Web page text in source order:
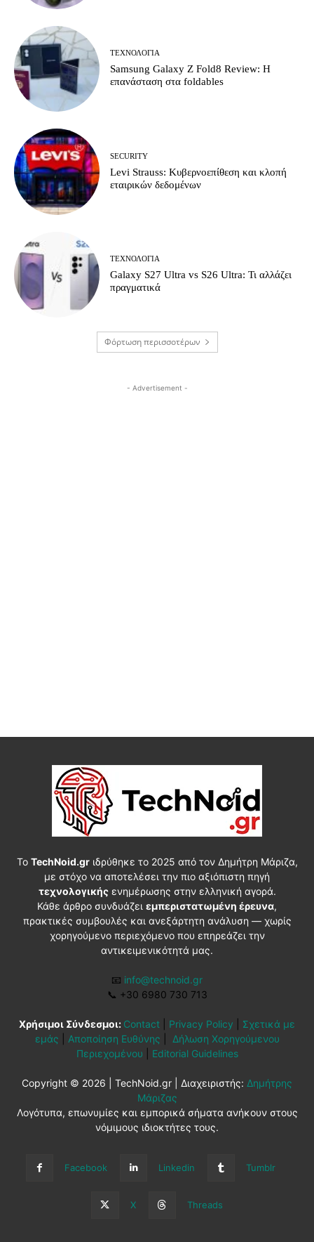
ΤΕΧΝΟΛΟΓΊΑ
Samsung Galaxy Z Fold8 Review: Η
επανάσταση στα foldables
SECURITY
Levi Strauss: Κυβερνοεπίθεση και κλοπή
εταιρικών δεδομένων
ΤΕΧΝΟΛΟΓΊΑ
Galaxy S27 Ultra vs S26 Ultra: Τι αλλάζει
πραγματικά
Φόρτωση περισσοτέρων
- Advertisement -
Το TechNoid.grιδρύθηκε το 2025 από τον Δημήτρη Μάριζα,
με στόχο να αποτελέσει την πιο αξιόπιστη πηγή
τεχνολογικήςενημέρωσης στην ελληνική αγορά.
Κάθε άρθρο συνδυάζει εμπεριστατωμένη έρευνα,
πρακτικές συμβουλές και ανεξάρτητη ανάλυση — χωρίς
χορηγούμενο περιεχόμενο που επηρεάζει την
αντικειμενικότητά μας.
📧 info@technoid.gr
📞 +30 6980 730 713
Χρήσιμοι Σύνδεσμοι: Contact Privacy Policy
Σχετικά με
εμάς
Αποποίηση Ευθύνης
Δήλωση Χορηγούμενου
Περιεχομένου
Editorial Guidelines
Copyright © 2026 | TechNoid.gr | Διαχειριστής: Δημήτρης
Μάριζας
Λογότυπα, επωνυμίες και εμπορικά σήματα ανήκουν στους
νόμιμους ιδιοκτήτες τους.
Facebook Linkedin Tumblr
X Threads